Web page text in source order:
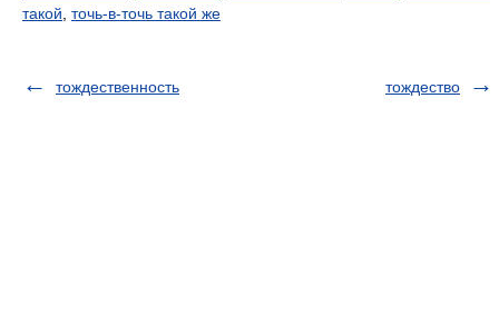
такой точь-в-точь такой же
тождественность тождество